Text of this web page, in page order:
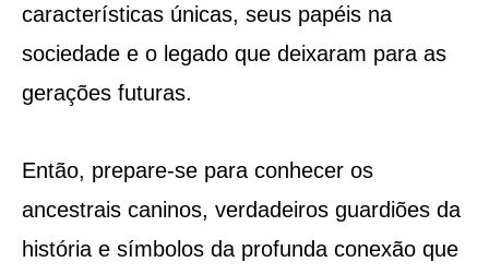
características únicas, seus papéis na
sociedade e o legado que deixaram para as
gerações futuras.
Então, prepare-se para conhecer os
ancestrais caninos, verdadeiros guardiões da
história e símbolos da profunda conexão que